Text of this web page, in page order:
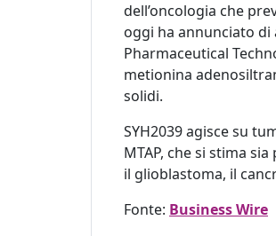
dell’oncologia che
oggi ha annunciato di
Pharmaceutical
metionina
solidi.
SYH2039 agisce su
MTAP, che si stima
il glioblastoma, il
Fonte: Business Wire